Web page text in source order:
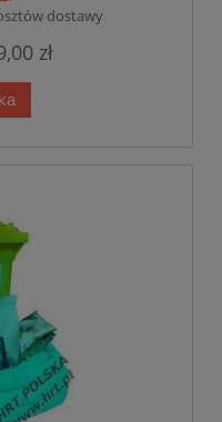
dostawy
zł